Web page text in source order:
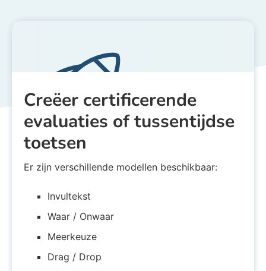
Creëer certificerende
evaluaties of tussentijdse
toetsen
Er zijn verschillende modellen beschikbaar:
Invultekst
Waar / Onwaar
Meerkeuze
Drag / Drop